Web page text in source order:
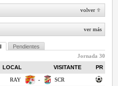
volver
ver más
Pendientes
Jornada 30
LOCAL VISITANTE PR
RAY - SCR